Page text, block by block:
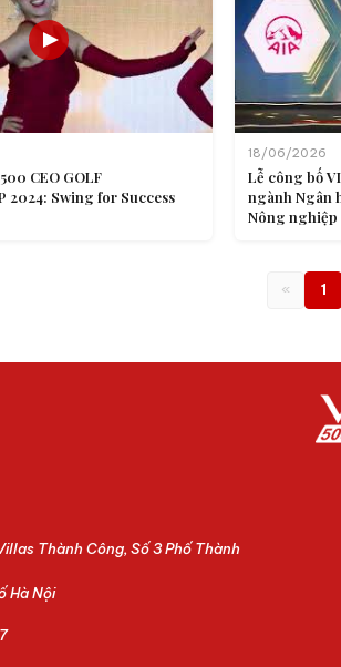
CEO GOLF
2024: Swing for Success
18/06/2026
Lễ công bố
ngành Ngân
Nông nghiệp
« 1
Thành Công, Số 3 Phố Thành
Hà Nội